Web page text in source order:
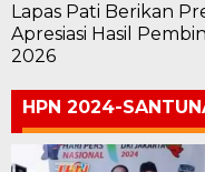
Lapas Pati Berikan
Apresiasi Hasil
2026
HPN 2024-